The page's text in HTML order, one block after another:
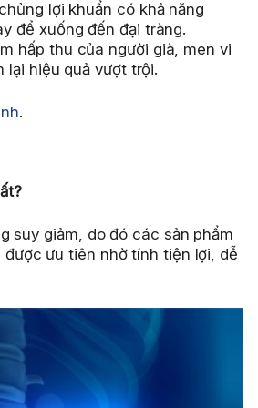
lợi khuẩn có khả năng
để xuống đến đại tràng.
hấp thu của người già, men vi
lại hiệu quả vượt trội.
.
suy giảm, do đó các sản phẩm
ưu tiên nhờ tính tiện lợi, dễ